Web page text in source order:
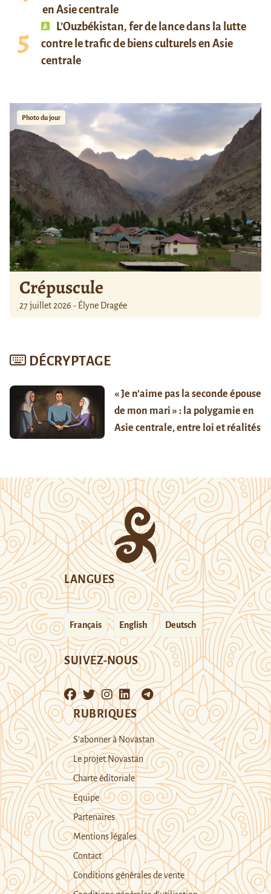
en Asie centrale
L’Ouzbékistan, fer de lance dans la lutte
contre le trafic de biens culturels en Asie
centrale
Photo du jour
Crépuscule
27 juillet 2026 - Élyne Dragée
DÉCRYPTAGE
« Je n’aime pas la seconde épouse
de mon mari » : la polygamie en
Asie centrale, entre loi et réalités
LANGUES
Français English Deutsch
SUIVEZ-NOUS
RUBRIQUES
S’abonner à Novastan
Le projet Novastan
Charte éditoriale
Equipe
Partenaires
Mentions légales
Contact
Conditions générales de vente